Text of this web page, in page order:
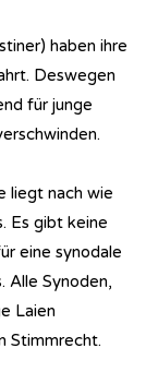
haben ihre
Deswegen
für junge
liegt nach wie
Es gibt keine
eine synodale
Alle Synoden,
Laien
Stimmrecht.